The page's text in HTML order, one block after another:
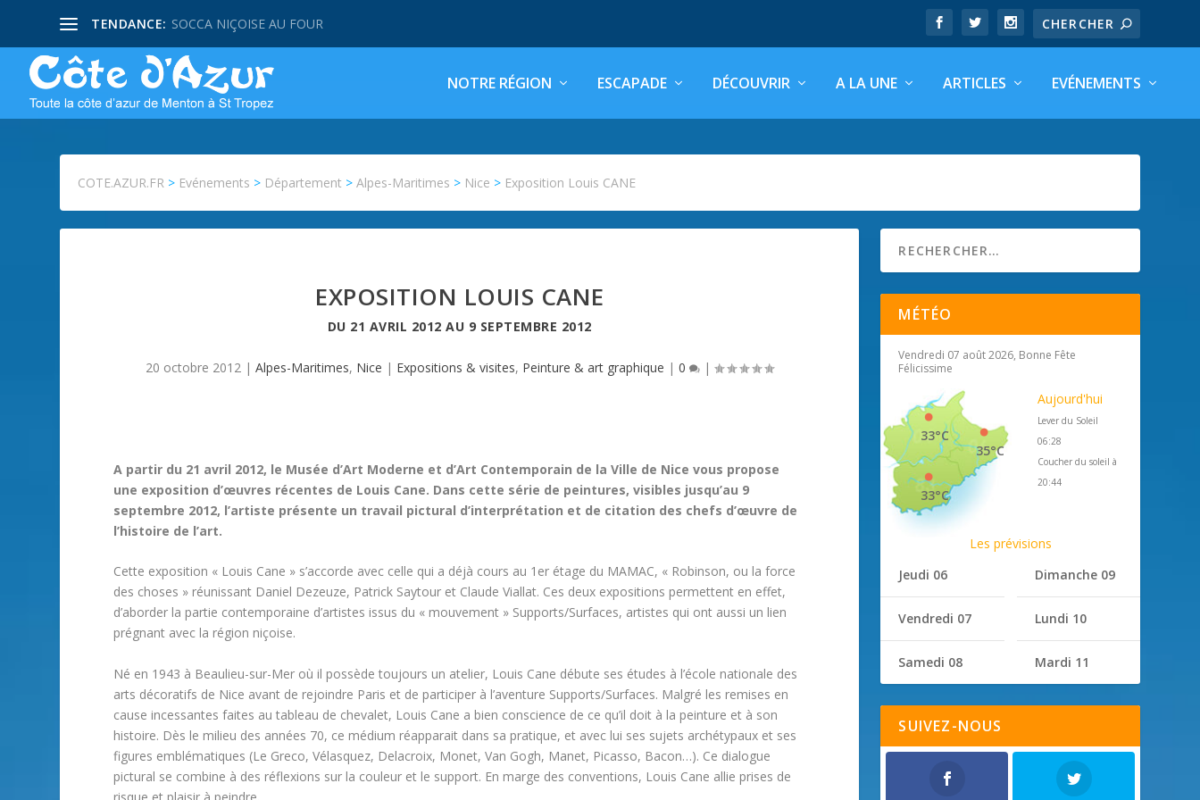
TENDANCE: SOCCA NIÇOISE AU FOUR
NOTRE RÉGION ESCAPADE DÉCOUVRIR A LA UNE ARTICLES EVÉNEMENTS
COTE.AZUR.FR > Evénements > Département >Alpes-Maritimes > Nice > Exposition Louis CANE
EXPOSITION LOUIS CANE
DU 21 AVRIL 2012 AU 9 SEPTEMBRE 2012
20 octobre 2012 |Alpes-Maritimes, Nice | Expositions & visites, Peinture & art graphique |0 |
A partir du 21 avril 2012, le Musée d’Art Moderne et d’Art Contemporain de la Ville de Nice vous propose
une exposition d’œuvres récentes de Louis Cane. Dans cette série de peintures, visibles jusqu’au 9
septembre 2012, l’artiste présente un travail pictural d’interprétation et de citation des chefs d’œuvre de
l’histoire de l’art.
Cette exposition « Louis Cane » s’accorde avec celle qui a déjà cours au 1er étage du MAMAC, « Robinson, ou la force
des choses » réunissant Daniel Dezeuze, Patrick Saytour et Claude Viallat. Ces deux expositions permettent en effet,
d’aborder la partie contemporaine d’artistes issus du « mouvement » Supports/Surfaces, artistes qui ont aussi un lien
prégnant avec la région niçoise.
Né en 1943 à Beaulieu-sur-Mer où il possède toujours un atelier, Louis Cane débute ses études à l’école nationale des
arts décoratifs de Nice avant de rejoindre Paris et de participer à l’aventure Supports/Surfaces. Malgré les remises en
cause incessantes faites au tableau de chevalet, Louis Cane a bien conscience de ce qu’il doit à la peinture et à son
histoire. Dès le milieu des années 70, ce médium réapparait dans sa pratique, et avec lui ses sujets archétypaux et ses
figures emblématiques (Le Greco, Vélasquez, Delacroix, Monet, Van Gogh, Manet, Picasso, Bacon…). Ce dialogue
pictural se combine à des réflexions sur la couleur et le support. En marge des conventions, Louis Cane allie prises de
MÉTÉO
Vendredi 07 août 2026, Bonne Fête
Félicissime
35°C
33°C
33°C
Aujourd'hui
Lever du Soleil
06:28
Coucher du soleil à
20:44
Les prévisions
Jeudi 06
Vendredi 07
Samedi 08
Dimanche 09
Lundi 10
Mardi 11
SUIVEZ-NOUS